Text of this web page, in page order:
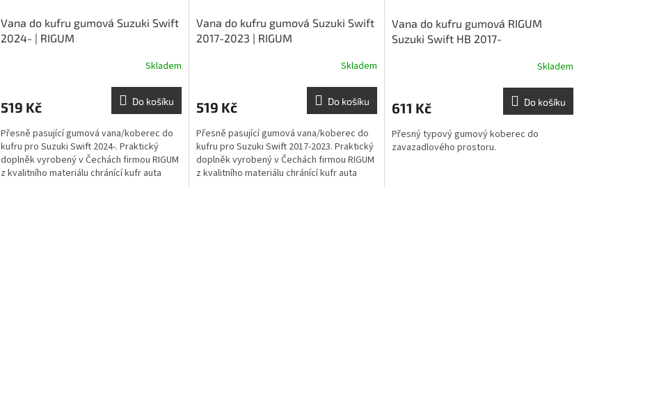
Vana do kufru gumová Suzuki Swift
2024- | RIGUM
Skladem
519 Kč Do košíku
Přesně pasující gumová vana/koberec do
kufru pro Suzuki Swift 2024-. Praktický
doplněk vyrobený v Čechách firmou RIGUM
z kvalitního materiálu chránící kufr auta
Vana do kufru gumová Suzuki Swift
2017-2023 | RIGUM
Skladem
519 Kč Do košíku
Přesně pasující gumová vana/koberec do
kufru pro Suzuki Swift 2017-2023. Praktický
doplněk vyrobený v Čechách firmou RIGUM
z kvalitního materiálu chránící kufr auta
Vana do kufru gumová RIGUM
Suzuki Swift HB 2017-
Skladem
611 Kč Do košíku
Přesný typový gumový koberec do
zavazadlového prostoru.